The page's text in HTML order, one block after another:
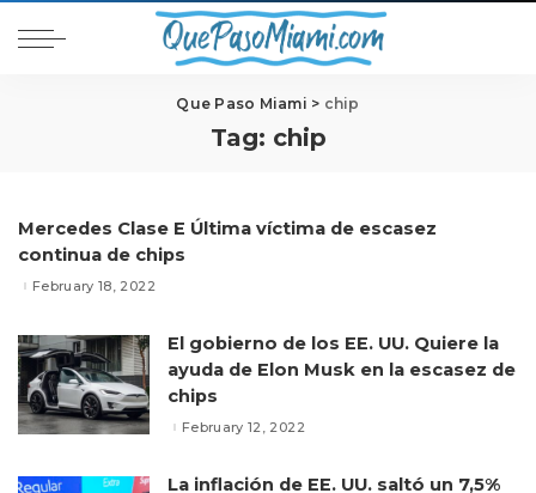
Que Paso Miami > chip
Tag: chip
Mercedes Clase E Última víctima de escasez
continua de chips
February 18, 2022
El gobierno de los EE. UU. Quiere la
ayuda de Elon Musk en la escasez de
chips
February 12, 2022
La inflación de EE. UU. saltó un 7,5%